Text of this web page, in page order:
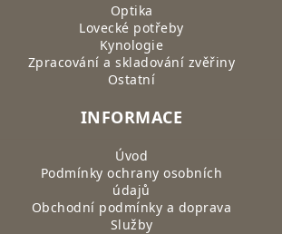
Optika
Lovecké potřeby
Kynologie
Zpracování a skladování zvěřiny
Ostatní
INFORMACE
Úvod
Podmínky ochrany osobních
údajů
Obchodní podmínky a doprava
Služby